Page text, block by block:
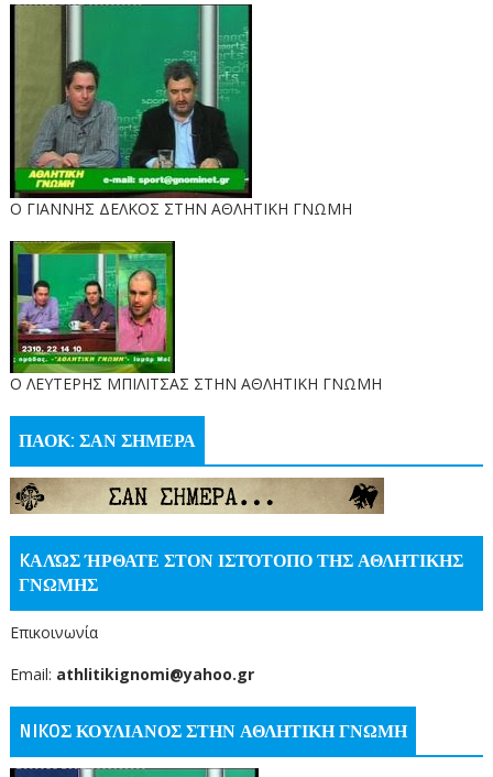
Ο ΓΙΑΝΝΗΣ ΔΕΛΚΟΣ ΣΤΗΝ ΑΘΛΗΤΙΚΗ ΓΝΩΜΗ
O ΛΕΥΤΕΡΗΣ ΜΠΙΛΙΤΣΑΣ ΣΤΗΝ ΑΘΛΗΤΙΚΗ ΓΝΩΜΗ
ΠΑΟΚ: ΣΑΝ ΣΗΜΕΡΑ
KΑΛΏΣ ΉΡΘΑΤΕ ΣΤΟΝ ΙΣΤΌΤΟΠΟ ΤΗΣ ΑΘΛΗΤΙΚΗΣ
ΓΝΩΜΗΣ
Επικοινωνία
Email: athlitikignomi@yahoo.gr
NIKOΣ ΚΟΥΛΙΑΝΟΣ ΣΤΗΝ ΑΘΛΗΤΙΚΗ ΓΝΩΜΗ